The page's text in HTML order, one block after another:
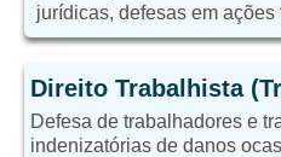
jurídicas, defesas em ações
Direito Trabalhista
Defesa de trabalhadores e
indenizatórias de danos